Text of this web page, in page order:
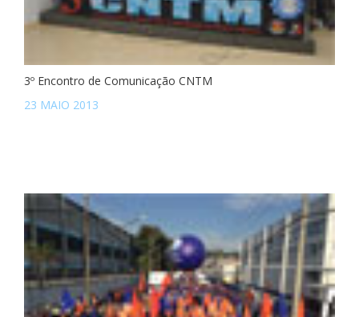
3º Encontro de Comunicação CNTM
23 MAIO 2013